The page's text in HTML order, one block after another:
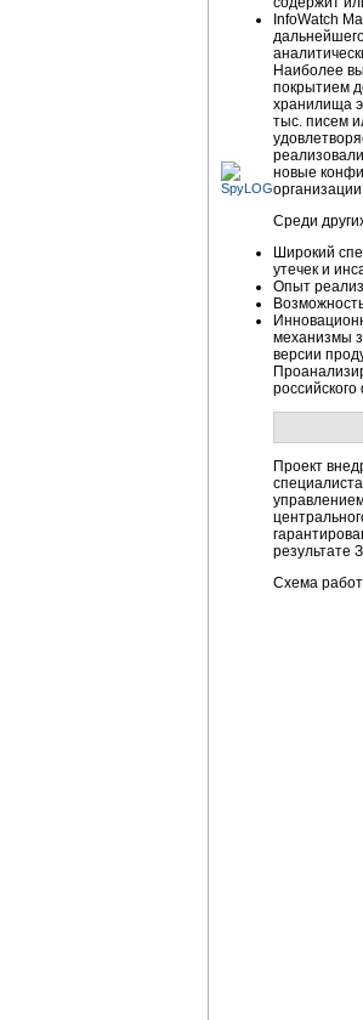
InfoWatch
Наиболее
покрытием
хранилища
тыс. писем
новые
Среди
Широкий
утечек и
Опыт
механизмы
версии
Проект
результате
Схема